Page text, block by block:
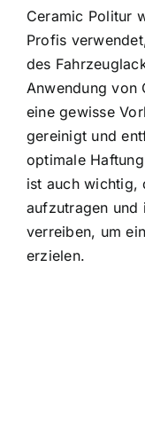
Ceramic Politur
Profis
des
Anwendung von
eine gewisse
gereinigt und
optimale
ist auch wichtig,
aufzutragen und
verreiben, um
erzielen.